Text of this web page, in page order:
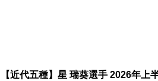
【近代五種】星 瑞葵選手 2026年上